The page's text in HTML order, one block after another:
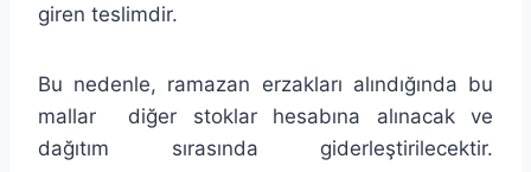
giren teslimdir.
Bu nedenle, ramazan erzakları alındığında bu
mallar diğer stoklar hesabına alınacak ve
dağıtım sırasında giderleştirilecektir.